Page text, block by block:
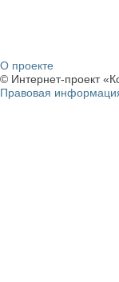
О проекте
© Интернет-проект
Правовая